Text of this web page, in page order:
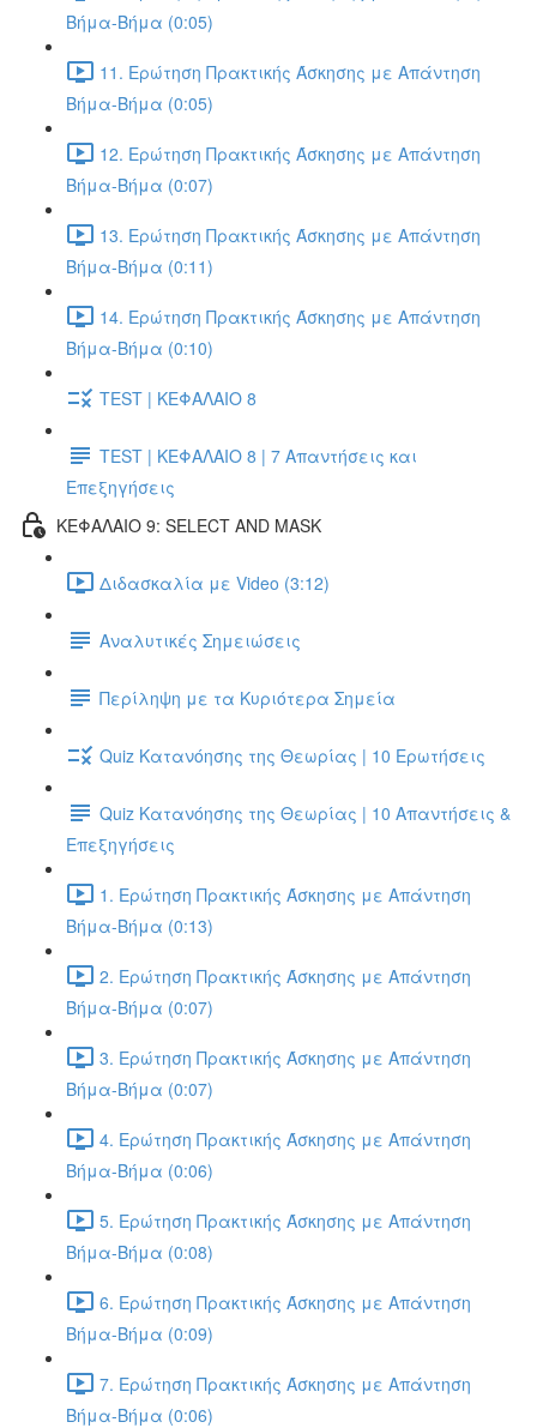
Βήμα-Βήμα (0:05)
11. Ερώτηση Πρακτικής Άσκησης με Απάντηση
Βήμα-Βήμα (0:05)
12. Ερώτηση Πρακτικής Άσκησης με Απάντηση
Βήμα-Βήμα (0:07)
13. Ερώτηση Πρακτικής Άσκησης με Απάντηση
Βήμα-Βήμα (0:11)
14. Ερώτηση Πρακτικής Άσκησης με Απάντηση
Βήμα-Βήμα (0:10)
TEST | ΚΕΦΑΛΑΙΟ 8
TEST | ΚΕΦΑΛΑΙΟ 8 | 7 Απαντήσεις και
Επεξηγήσεις
ΚΕΦΑΛΑΙΟ 9: SELECT AND MASK
Διδασκαλία με Video (3:12)
Αναλυτικές Σημειώσεις
Περίληψη με τα Κυριότερα Σημεία
Quiz Κατανόησης της Θεωρίας | 10 Ερωτήσεις
Quiz Κατανόησης της Θεωρίας | 10 Απαντήσεις &
Επεξηγήσεις
1. Ερώτηση Πρακτικής Άσκησης με Απάντηση
Βήμα-Βήμα (0:13)
2. Ερώτηση Πρακτικής Άσκησης με Απάντηση
Βήμα-Βήμα (0:07)
3. Ερώτηση Πρακτικής Άσκησης με Απάντηση
Βήμα-Βήμα (0:07)
4. Ερώτηση Πρακτικής Άσκησης με Απάντηση
Βήμα-Βήμα (0:06)
5. Ερώτηση Πρακτικής Άσκησης με Απάντηση
Βήμα-Βήμα (0:08)
6. Ερώτηση Πρακτικής Άσκησης με Απάντηση
Βήμα-Βήμα (0:09)
7. Ερώτηση Πρακτικής Άσκησης με Απάντηση
Βήμα-Βήμα (0:06)